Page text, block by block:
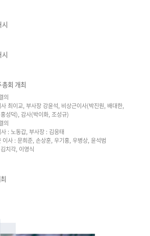
회 개최
사장 강윤석, 비상근이사(박진원, 배대한,
사(박이화, 조성규)
, 부사장 : 김응태
준, 손상훈, 우기홍, 우병상, 윤석범
, 이영식